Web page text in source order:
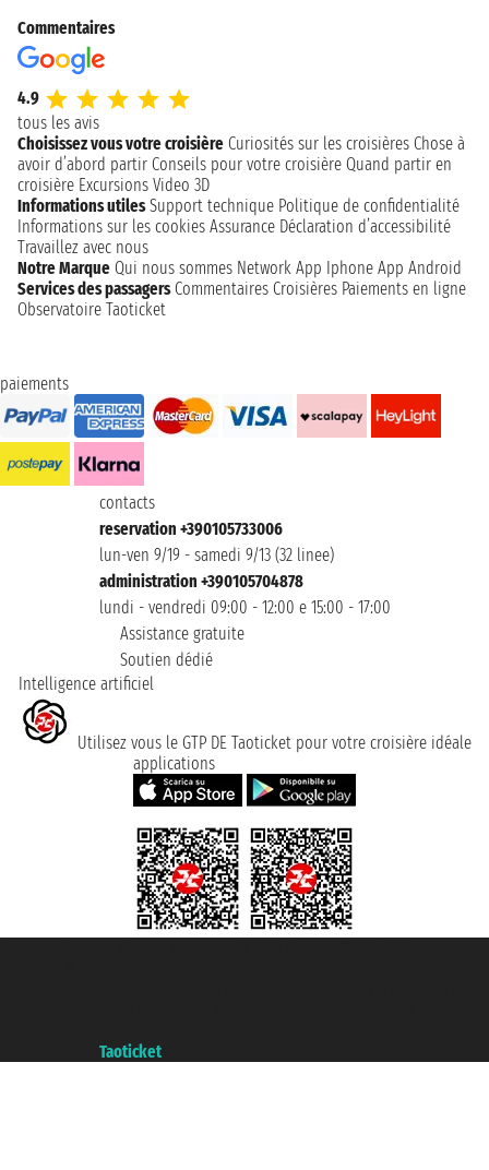
Commentaires
4.9
tous les avis
Choisissez vous votre croisière Curiosités sur les croisières Chose à
avoir d’abord partir Conseils pour votre croisière Quand partir en
croisière Excursions Video 3D
Informations utiles Support technique Politique de confidentialité
Informations sur les cookies Assurance Déclaration d’accessibilité
Travaillez avec nous
Notre Marque Qui nous sommes Network App Iphone App Android
Services des passagers Commentaires Croisières Paiements en ligne
Observatoire Taoticket
paiements
contacts
reservation +390105733006
lun-ven 9/19 - samedi 9/13 (32 linee)
administration +390105704878
lundi - vendredi 09:00 - 12:00 e 15:00 - 17:00
Assistance gratuite
Soutien dédié
Intelligence artificiel
Utilisez vous le GTP DE Taoticket pour votre croisière idéale
applications
Taoticket